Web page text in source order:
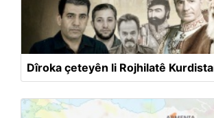
Dîroka çeteyên li Rojhilatê